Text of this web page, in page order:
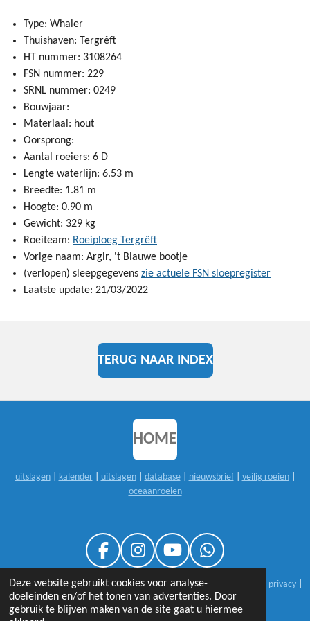
Deze website gebruikt cookies voor analyse-
doeleinden en/of het tonen van advertenties. Door
gebruik te blijven maken van de site gaat u hiermee
Type: Whaler
Thuishaven: Tergrêft
HT nummer: 3108264
FSN nummer: 229
SRNL nummer: 0249
Bouwjaar:
Materiaal: hout
Oorsprong:
Aantal roeiers: 6 D
Lengte waterlijn: 6.53 m
Breedte: 1.81 m
Hoogte: 0.90 m
Gewicht: 329 kg
Roeiteam: Roeiploeg Tergrêft
Vorige naam: Argir, 't Blauwe bootje
(verlopen) sleepgegevens zie actuele FSN sloepregister
Laatste update: 21/03/2022
TERUG NAAR INDEX
HOME
uitslagen| kalender| uitslagen| database| nieuwsbrief| veilig roeien|
oceaanroeien
F
C
E
I
S
T
Y
U
T
W
A
T
© 1999-2026 sloeproeienNL |25 jaar sloeproeienNL disclaimer & privacy
contact